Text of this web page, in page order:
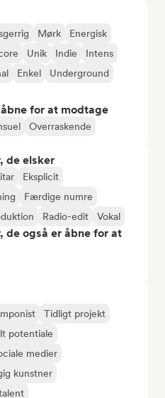
Mørk
Energisk
Unik Indie
Intens
Enkel
Underground
for at modtage
Overraskende
de elsker
Eksplicit
Færdige numre
Radio-edit Vokal
de også er åbne for at
Tidligt projekt
potentiale
medier
kunstner